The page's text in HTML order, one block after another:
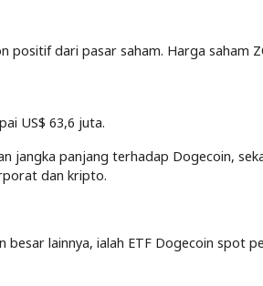
positif dari pasar saham. Harga saham
US$ 63,6 juta.
jangka panjang terhadap Dogecoin,
dan kripto.
lainnya, ialah ETF Dogecoin spot